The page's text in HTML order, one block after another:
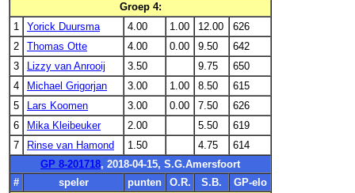
Groep 4:
1
Yorick Duursma 4.00 1.00 12.00
626
2
Thomas Otte 4.00 0.00 9.50
642
3
Lizzy van Anrooij 3.50 9.75
650
4
Michael Grigorjan 3.00 1.00 8.50
615
5
Lars Koomen 3.00 0.00 7.50
626
6
Mika Kleibeuker 2.00 5.50
619
7
Rinse van Hamond 1.50 4.75
614
GP 8-201718, 2018-04-15, S.G.Amersfoort
#
speler punten O.R. S.B.
GP-elo